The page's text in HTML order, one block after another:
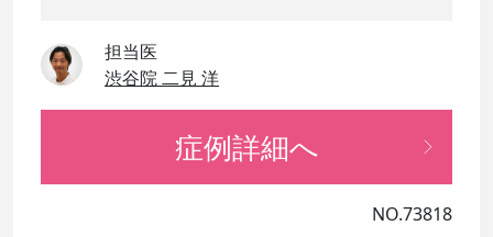
担当医
渋谷院 二見 洋
症例詳細へ
NO.73818